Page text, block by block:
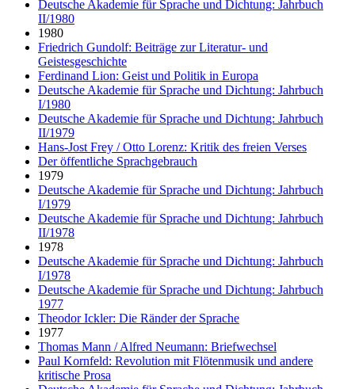
Deutsche Akademie für Sprache und Dichtung: Jahrbuch
II/1980
1980
Friedrich Gundolf: Beiträge zur Literatur- und
Geistesgeschichte
Ferdinand Lion: Geist und Politik in Europa
Deutsche Akademie für Sprache und Dichtung: Jahrbuch
I/1980
Deutsche Akademie für Sprache und Dichtung: Jahrbuch
II/1979
Hans-Jost Frey / Otto Lorenz: Kritik des freien Verses
Der öffentliche Sprachgebrauch
1979
Deutsche Akademie für Sprache und Dichtung: Jahrbuch
I/1979
Deutsche Akademie für Sprache und Dichtung: Jahrbuch
II/1978
1978
Deutsche Akademie für Sprache und Dichtung: Jahrbuch
I/1978
Deutsche Akademie für Sprache und Dichtung: Jahrbuch
1977
Theodor Ickler: Die Ränder der Sprache
1977
Thomas Mann / Alfred Neumann: Briefwechsel
Paul Kornfeld: Revolution mit Flötenmusik und andere
kritische Prosa